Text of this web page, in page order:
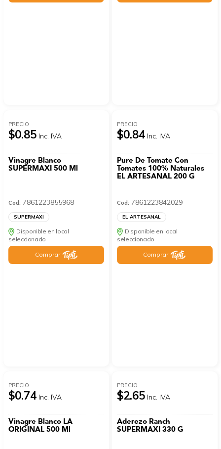
PRECIO
$0.85 Inc. IVA
Vinagre Blanco
SUPERMAXI 500 Ml
Cod: 7861223855968
SUPERMAXI
Disponible en local
seleccionado
Comprar
PRECIO
$0.84 Inc. IVA
Pure De Tomate Con
Tomates 100% Naturales
EL ARTESANAL 200 G
Cod: 7861223842029
EL ARTESANAL
Disponible en local
seleccionado
Comprar
PRECIO
$0.74 Inc. IVA
Vinagre Blanco LA
ORIGINAL 500 Ml
PRECIO
$2.65 Inc. IVA
Aderezo Ranch
SUPERMAXI 330 G